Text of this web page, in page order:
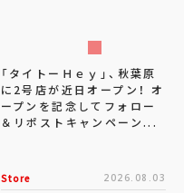
「タイトーＨｅｙ」、秋葉原
に2号店が近日オープン！ オ
ープンを記念してフォロー
＆リポストキャンペーン...
Store 2026.08.03